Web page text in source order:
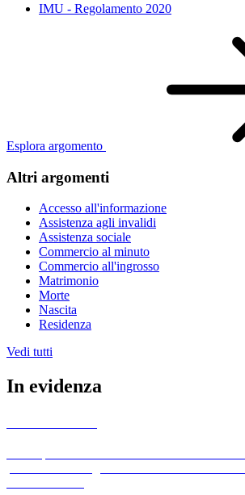
IMU - Regolamento 2020
Esplora argomento
Altri argomenti
Accesso all'informazione
Assistenza agli invalidi
Assistenza sociale
Commercio al minuto
Commercio all'ingrosso
Matrimonio
Morte
Nascita
Residenza
Vedi tutti
In evidenza